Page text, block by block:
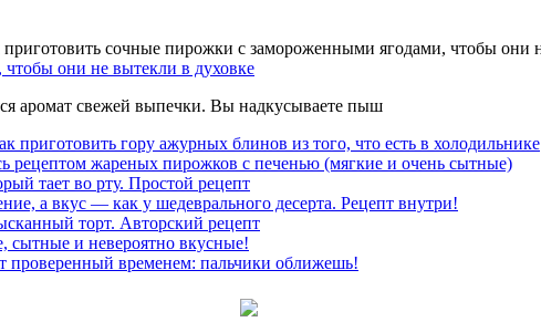
они не вытекли в духовке
аромат свежей выпечки. Вы надкусываете пыш
гору ажурных блинов из того, что есть в холодильнике
рецептом жареных пирожков с печенью (мягкие и очень сытные)
тает во рту. Простой рецепт
а вкус — как у шедеврального десерта. Рецепт внутри!
торт. Авторский рецепт
сытные и невероятно вкусные!
проверенный временем: пальчики оближешь!